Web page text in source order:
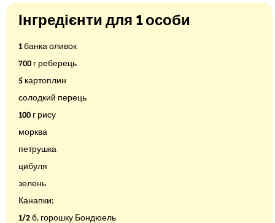
Інгредієнти для 1 особи
1 банка оливок
700 г реберець
5 картоплин
солодкий перець
100 г рису
морква
петрушка
цибуля
зелень
Канапки:
1/2 б. горошку Бондюель